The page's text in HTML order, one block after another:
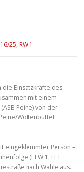
25, RW 1
die Einsatzkräfte des
mit einem
Peine) von der
Wolfenbüttel
eingeklemmter Person –
(ELW 1, HLF
nach Wahle aus.